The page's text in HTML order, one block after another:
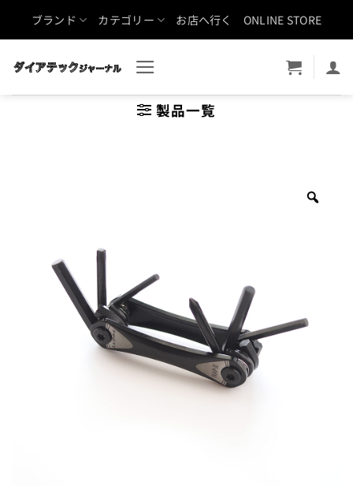
ブランド カテゴリー お店へ行く ONLINE STORE
製品一覧